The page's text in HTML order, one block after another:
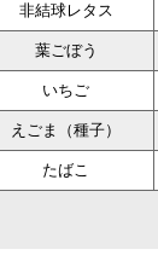
非結球レタス
葉ごぼう
いちご
えごま（種子）
たばこ